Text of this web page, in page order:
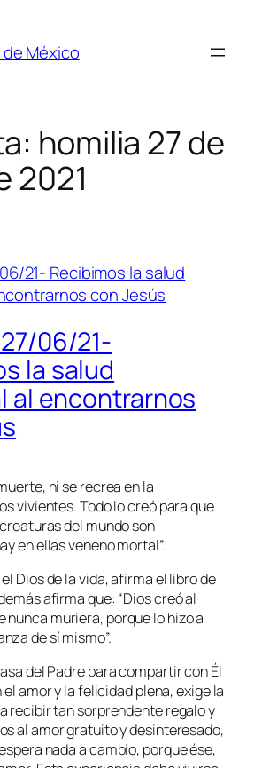
México
homilia 27 de
2021
06/21-
la salud
al encontrarnos
ni se recrea en la
vivientes. Todo lo creó para que
del mundo son
en ellas veneno mortal”.
Dios de la vida, afirma el libro de
afirma que: “Dios creó al
nunca muriera, porque lo hizo a
de sí mismo”.
del Padre para compartir con Él
amor y la felicidad plena, exige la
recibir tan sorprendente regalo y
al amor gratuito y desinteresado,
nada a cambio, porque ése,